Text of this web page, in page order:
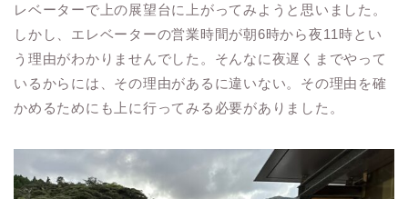
レベーターで上の展望台に上がってみようと思いました。
しかし、エレベーターの営業時間が朝6時から夜11時とい
う理由がわかりませんでした。そんなに夜遅くまでやって
いるからには、その理由があるに違いない。その理由を確
かめるためにも上に行ってみる必要がありました。